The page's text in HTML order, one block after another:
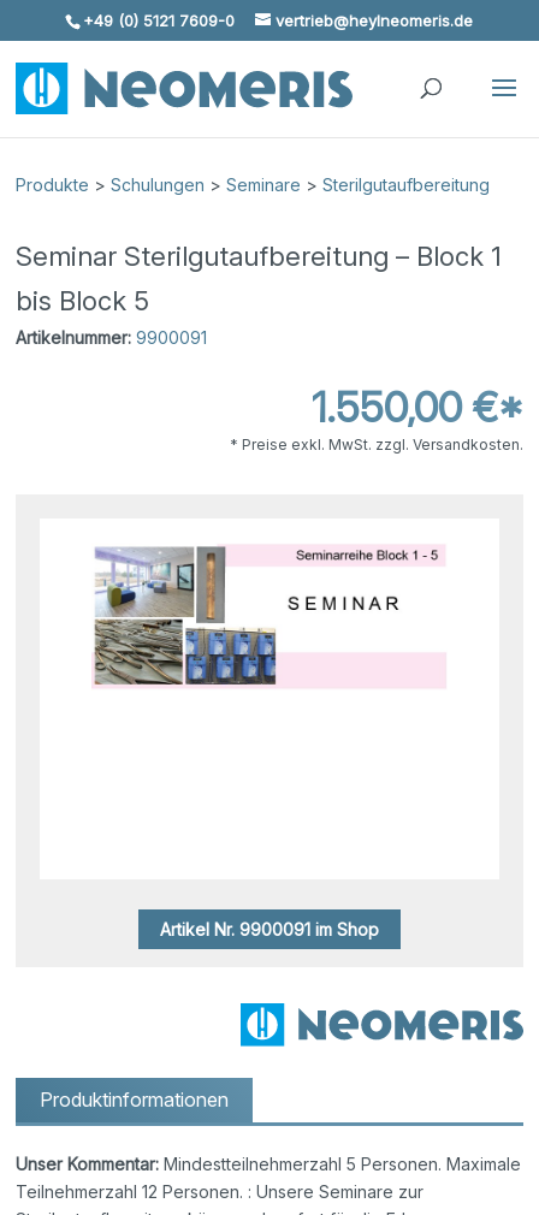
Skip To Content
+49 (0) 5121 7609-0 vertrieb@heylneomeris.de
Produkte >Schulungen >Seminare >Sterilgutaufbereitung
Seminar Sterilgutaufbereitung – Block 1
bis Block 5
Artikelnummer: 9900091
1.550,00 €*
* Preise exkl. MwSt. zzgl. Versandkosten.
Artikel Nr. 9900091 im Shop
Produktinformationen
Unser Kommentar: Mindestteilnehmerzahl 5 Personen. Maximale
Teilnehmerzahl 12 Personen. : Unsere Seminare zur